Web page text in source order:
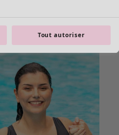
Tout autoriser